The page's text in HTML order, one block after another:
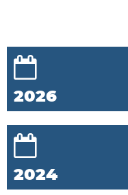
2026
2024